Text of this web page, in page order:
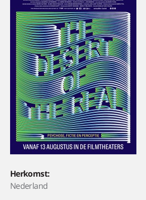
Herkomst:
Nederland